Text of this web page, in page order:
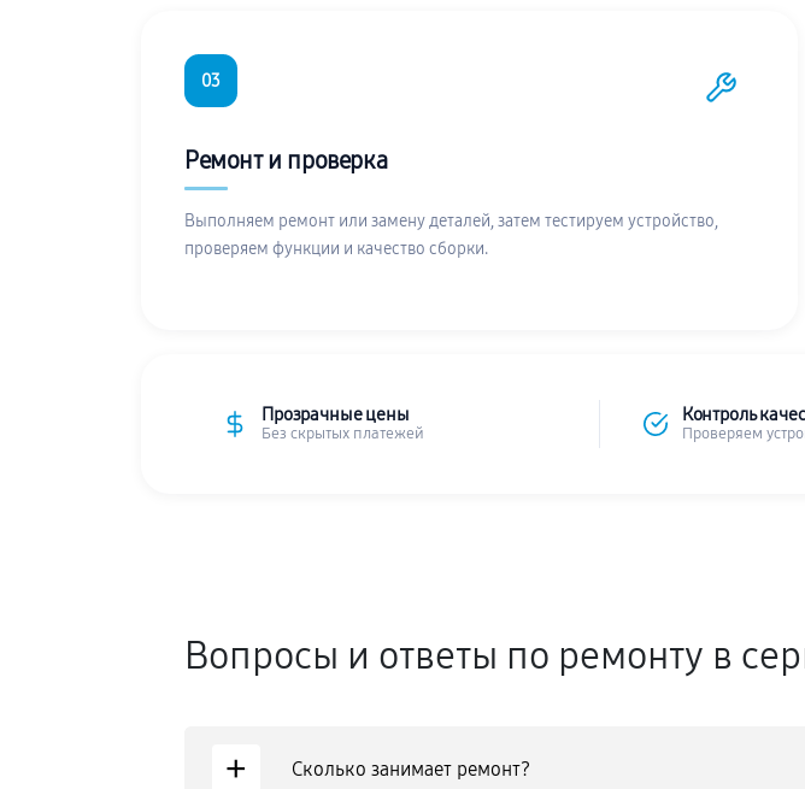
03
Ремонт и проверка
Выполняем ремонт или замену деталей, затем тестируем устройство,
проверяем функции и качество сборки.
Прозрачные цены
Без скрытых платежей
Контроль
Проверяем
Вопросы и ответы по ремонту в
+ Сколько занимает ремонт?